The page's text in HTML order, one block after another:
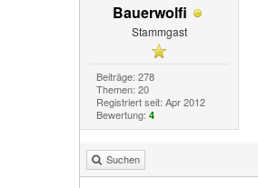
Bauerwolfi
Stammgast
Beiträge: 278
Themen: 20
Registriert seit: Apr 2012
Bewertung: 4
Suchen